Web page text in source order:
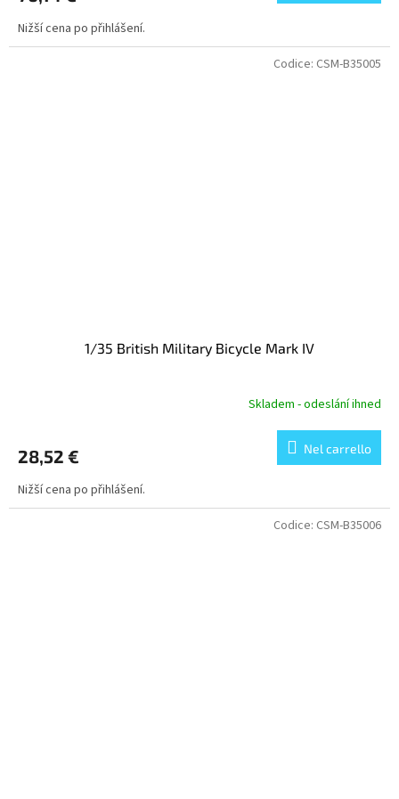
Nižší cena po přihlášení.
1/35 British Military Bicycle Mark IV
Skladem - odeslání ihned
28,52 € Nel carrello
Nižší cena po přihlášení.
Codice: CSM-B35005
Codice: CSM-B35006